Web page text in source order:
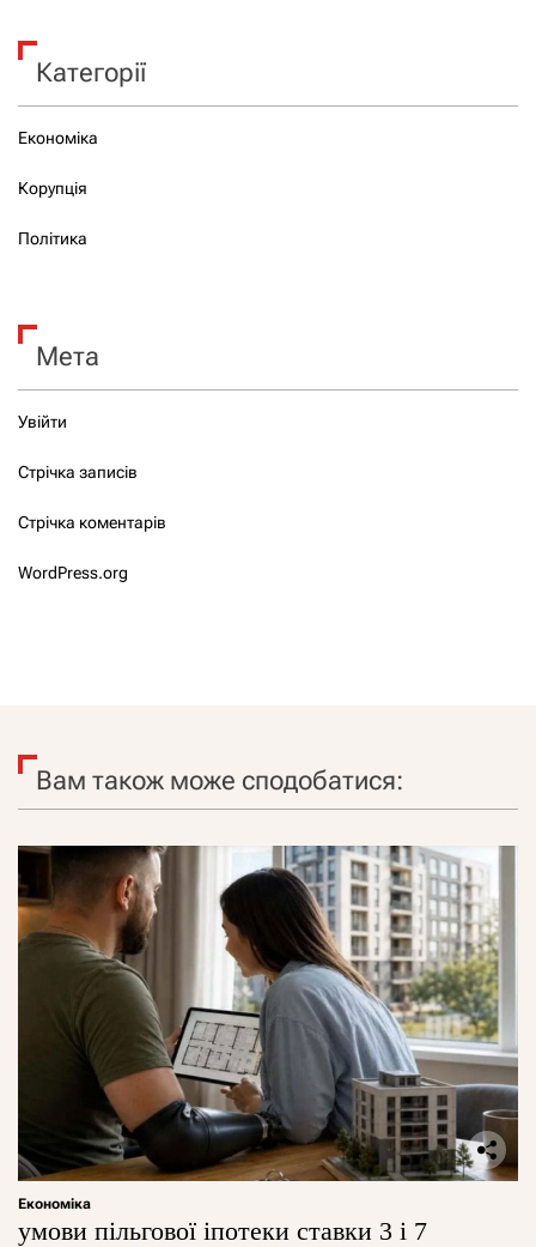
Категорії
Економіка
Корупція
Політика
Мета
Увійти
Стрічка записів
Стрічка коментарів
WordPress.org
Вам також може сподобатися:
Економіка
умови пільгової іпотеки ставки 3 і 7